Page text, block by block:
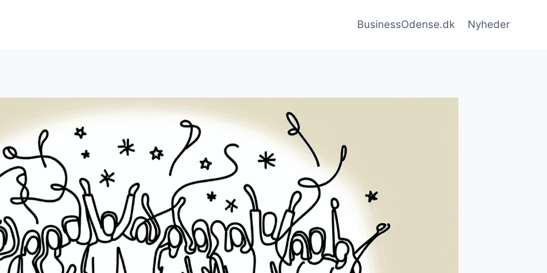
BusinessOdense.dk Nyheder